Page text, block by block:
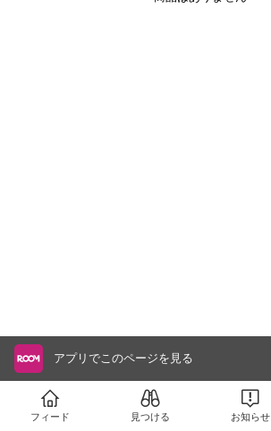
アプリでこのページを見る
フィード 見つける お知らせ